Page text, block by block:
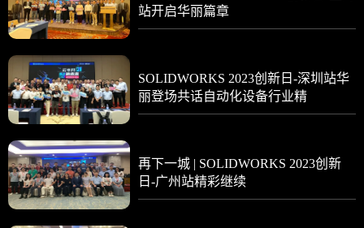
站开启华丽篇章
SOLIDWORKS 2023创新日-深圳站华
丽登场共话自动化设备行业精
再下一城 | SOLIDWORKS 2023创新
日-广州站精彩继续